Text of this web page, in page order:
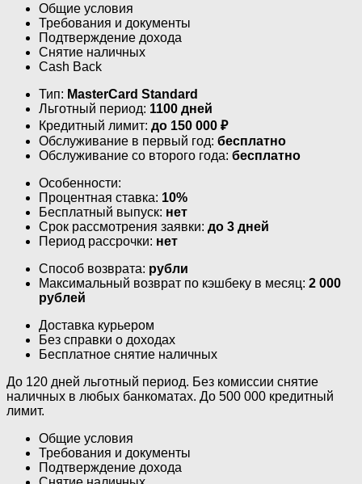
Общие условия
Требования и документы
Подтверждение дохода
Снятие наличных
Cash Back
Тип: MasterСard Standard
Льготный период: 1100 дней
Кредитный лимит: до 150 000 ₽
Обслуживание в первый год: бесплатно
Обслуживание со второго года: бесплатно
Особенности:
Процентная ставка: 10%
Бесплатный выпуск: нет
Срок рассмотрения заявки: до 3 дней
Период рассрочки: нет
Способ возврата: рубли
Максимальный возврат по кэшбеку в месяц: 2 000
рублей
Доставка курьером
Без справки о доходах
Бесплатное снятие наличных
До 120 дней льготный период. Без комиссии снятие
наличных в любых банкоматах. До 500 000 кредитный
лимит.
Общие условия
Требования и документы
Подтверждение дохода